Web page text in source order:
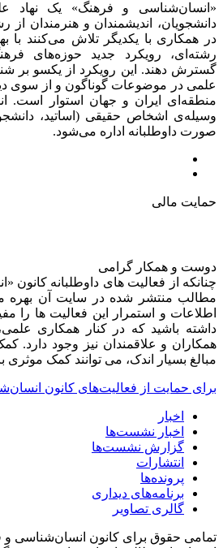
«انسان‌شناسی و فرهنگ» یک نهاد
دانشجویان، اندیشمندان و هنرمندان
در همکاری با یکدیگر تلاش می‌کنند با
رشته‌ای، رویکرد جدید حوزه‌های
گسترش دهند. این رویکرد از یکسو بر
علمی در موضوعات گوناگون و از سوی
منطقه‌ای ایران و جهان استوار است.
وسیله‌ی اشخاص حقیقی (اساتید،
صورت داوطلبانه اداره می‌شود.
حمایت مالی
دوست و همکار گرامی
چنانکه از فعالیت های داوطلبانه
مطالب منتشر شده در سایت آن بهره می
اطلاعات و استمرار این فعالیت ها را
داشته باشید که در کنار همکاری
همکاران و علاقمندان نیز وجود دارد.
مبالغ بسیار اندک، می توانند کمک موثری
برای حمایت از فعالیت‌های کانون
اخبار
اخبار نشست‌ها
گزارش نشست‌ها
انتشارات
پرونده‌ها
برنامه‌های دیداری
گالری تصاویر
تمامی حقوق برای کانون انسان‌شناسی